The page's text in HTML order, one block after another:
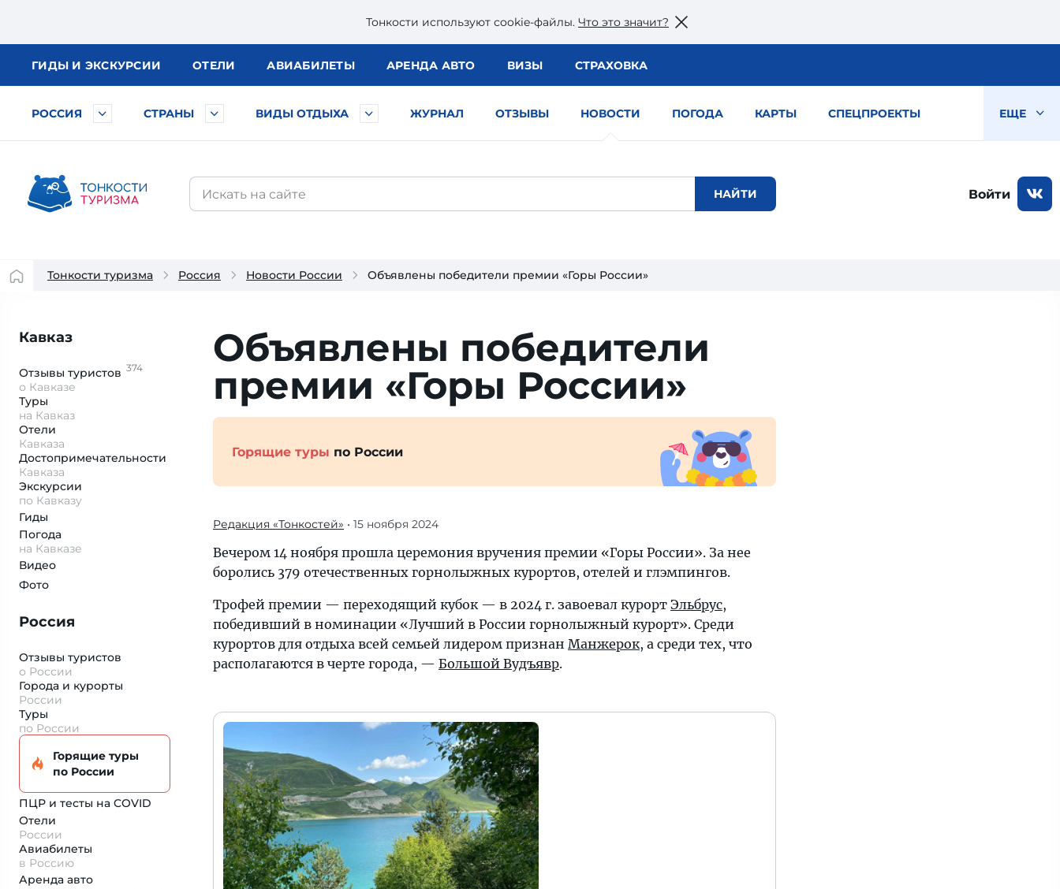
Тонкости используют сookie-файлы. Что это значит?
ГИДЫ И ЭКСКУРСИИ ОТЕЛИ АВИАБИЛЕТЫ АРЕНДА АВТО ВИЗЫ СТРАХОВКА
РОССИЯ СТРАНЫ ВИДЫ ОТДЫХА ЖУРНАЛ ОТЗЫВЫ НОВОСТИ ПОГОДА КАРТЫ СПЕЦПРОЕКТЫ ЕЩЕ
Войти
Тонкости туризма Россия Новости России Объявлены победители премии «Горы России»
Кавказ
Отзывы туристов 374
о Кавказе
Туры
на Кавказ
Отели
Кавказа
Достопримеча­тельности
Кавказа
Экскурсии
по Кавказу
Гиды
Погода
на Кавказе
Видео
Фото
Россия
Отзывы туристов
о России
Города и курорты
России
Туры
по России
Горящие туры
по России
ПЦР и тесты на COVID
Отели
России
Авиабилеты
в Россию
Аренда авто
Объявлены победители
пре­мии «Го­ры России»
Горящие туры по России
Редакция «Тонкостей» • 15 ноября 2024
Вечером 14 ноября прошла церемония вручения премии «Горы России». За нее
боролись 379 отечественных горнолыжных курортов, отелей и глэмпингов.
Трофей премии — переходящий кубок — в 2024 г. завоевал курорт Эльбрус,
победивший в номинации «Лучший в России горнолыжный курорт». Среди
курортов для отдыха всей семьей лидером признан Манжерок, а среди тех, что
располагаются в черте города, — Большой Вудъявр.